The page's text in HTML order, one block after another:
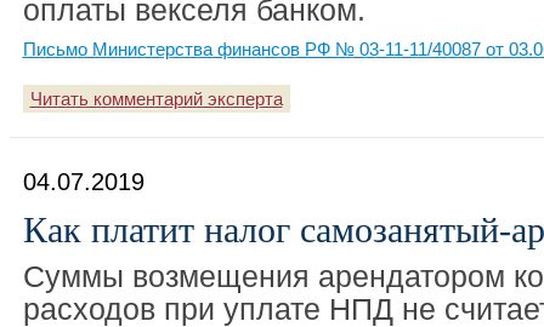
оплаты векселя банком.
Письмо Министерства финансов РФ № 03-11-11/40087 от
Читать комментарий эксперта
04.07.2019
Как платит налог самозанятый-
Суммы возмещения арендатором
расходов при уплате НПД не